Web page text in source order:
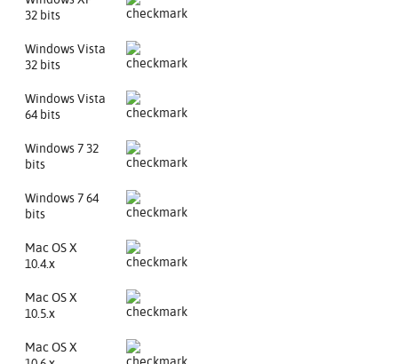
32 bits
Windows Vista
32 bits
Windows Vista
64 bits
Windows 7 32
bits
Windows 7 64
bits
Mac OS X
10.4.x
Mac OS X
10.5.x
Mac OS X